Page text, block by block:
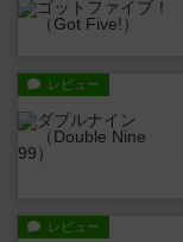
レビュー
レビュー